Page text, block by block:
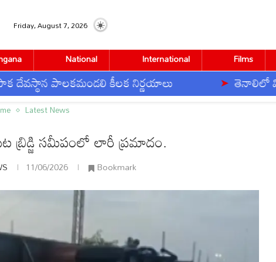
Friday, August 7, 2026
National International Films
పాలకమండలి కీలక నిర్ణయాలు తెనాలిలో
లారీ ప్రమాదం.
Latest News
బ్రిడ్జి సమీపంలో లారీ ప్రమాదం.
11/06/2026 Bookmark